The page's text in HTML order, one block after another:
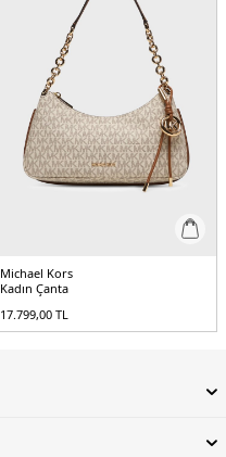
Michael Kors
Kadın Çanta
17.799,00 TL